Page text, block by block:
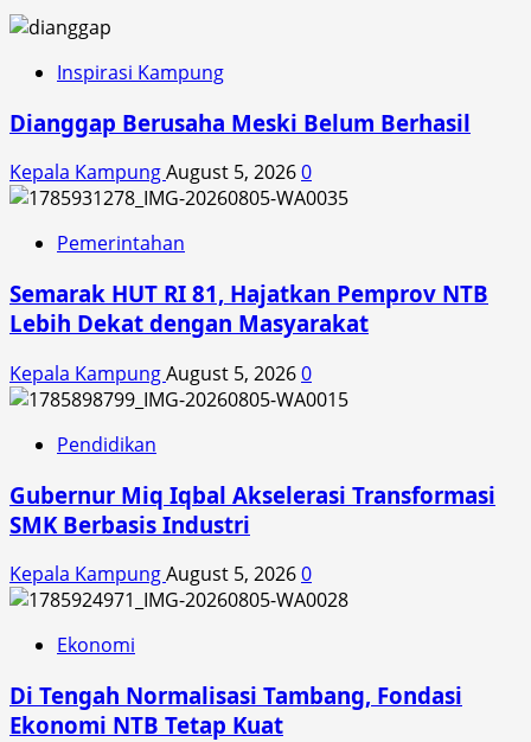
Inspirasi Kampung
Dianggap Berusaha Meski Belum Berhasil
Kepala KampungAugust 5, 20260
Pemerintahan
Semarak HUT RI 81, Hajatkan Pemprov NTB
Lebih Dekat dengan Masyarakat
Kepala KampungAugust 5, 20260
Pendidikan
Gubernur Miq Iqbal Akselerasi Transformasi
SMK Berbasis Industri
Kepala KampungAugust 5, 20260
Ekonomi
Di Tengah Normalisasi Tambang, Fondasi
Ekonomi NTB Tetap Kuat